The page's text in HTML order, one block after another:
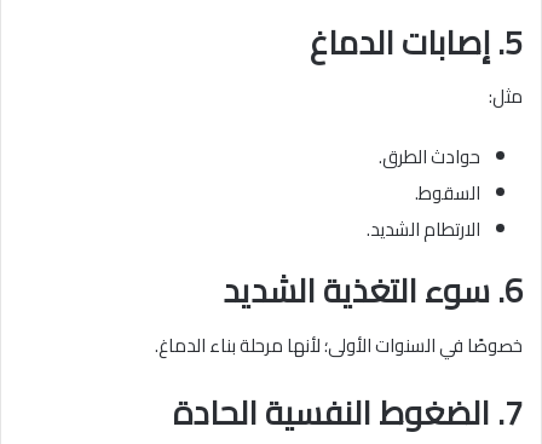
5. إصابات الدماغ
مثل:
حوادث الطرق.
السقوط.
الارتطام الشديد.
6. سوء التغذية الشديد
خصوصًا في السنوات الأولى؛ لأنها مرحلة بناء الدماغ.
7. الضغوط النفسية الحادة